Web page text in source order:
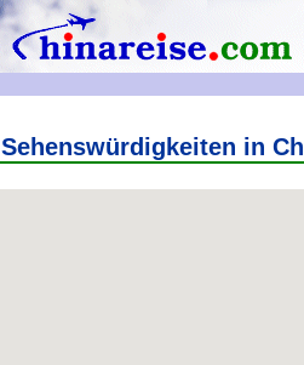
Sehenswürdigkeiten in